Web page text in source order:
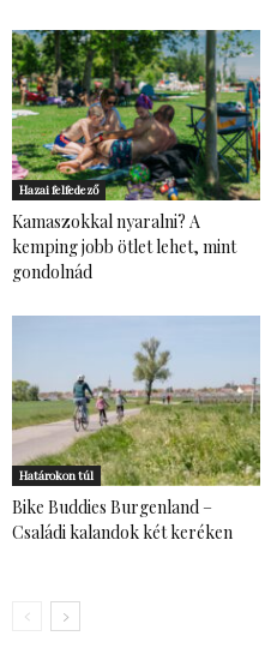
Hazai felfedező
Kamaszokkal nyaralni? A
kemping jobb ötlet lehet, mint
gondolnád
Határokon túl
Bike Buddies Burgenland –
Családi kalandok két keréken